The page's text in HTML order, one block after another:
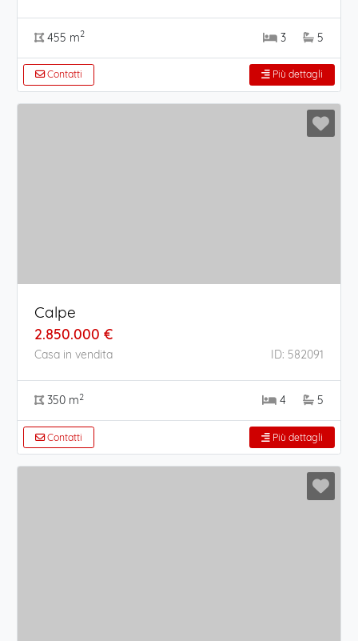
455 m2 3 5
Contatti Più dettagli
Calpe
2.850.000 €
Casa in vendita ID: 582091
350 m2 4 5
Contatti Più dettagli